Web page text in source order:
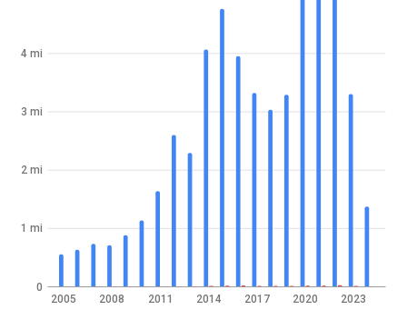
2005 2008 2011 2014 2017 2020 2023
0
1 mi
2 mi
3 mi
4 mi